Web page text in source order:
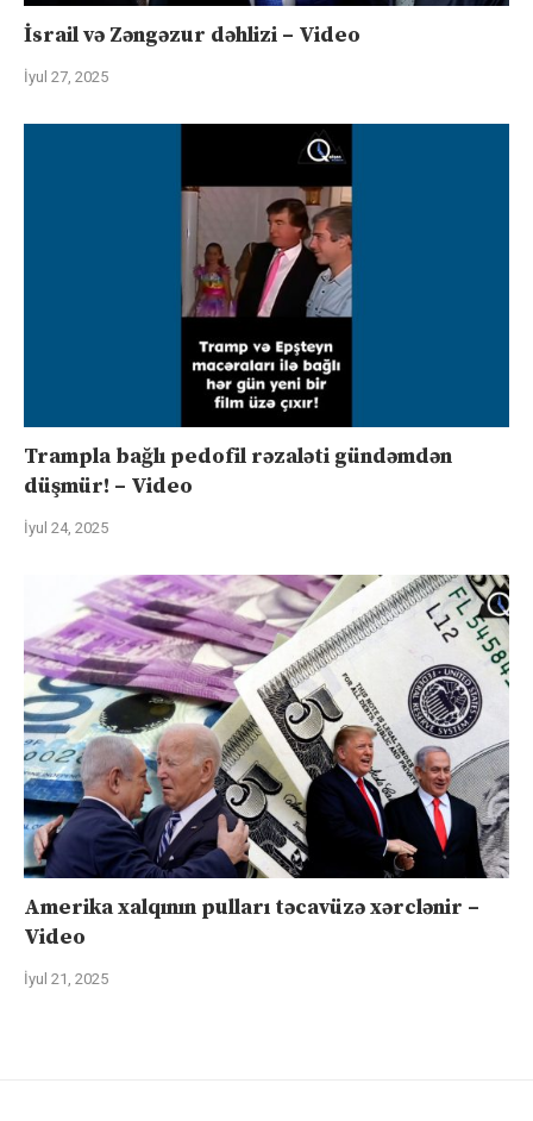
İsrail və Zəngəzur dəhlizi – Video
İyul 27, 2025
Trampla bağlı pedofil rəzaləti gündəmdən
düşmür! – Video
İyul 24, 2025
Amerika xalqının pulları təcavüzə xərclənir –
Video
İyul 21, 2025